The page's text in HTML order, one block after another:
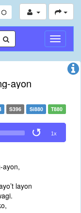
ayon
S396 Si880 T880
1x
ayon,
layon